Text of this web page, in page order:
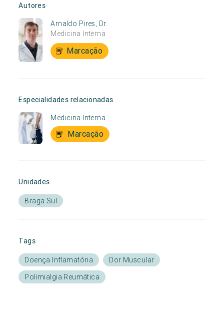
Autores
Arnaldo Pires, Dr.
Medicina Interna
Marcação
Especialidades relacionadas
Medicina Interna
Marcação
Unidades
Braga Sul
Tags
Doença Inflamatória
Dor Muscular
Polimialgia Reumática